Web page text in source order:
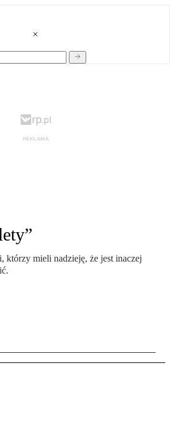
którzy mieli nadzieję, że jest inaczej